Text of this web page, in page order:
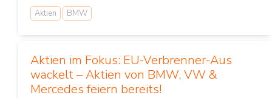
Aktien BMW
Aktien im Fokus: EU-Verbrenner-Aus
wackelt – Aktien von BMW, VW &
Mercedes feiern bereits!